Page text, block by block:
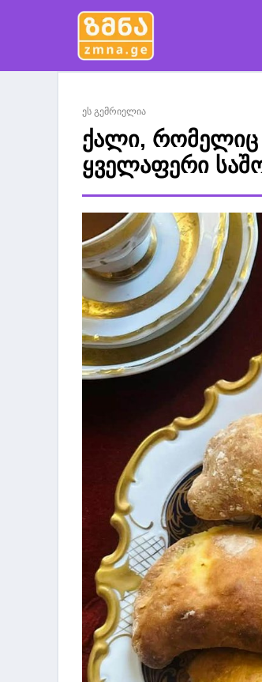
ეს გემრიელია
ქალი, რომელიც
ყველაფერი